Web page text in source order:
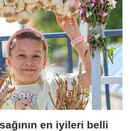
en iyileri belli